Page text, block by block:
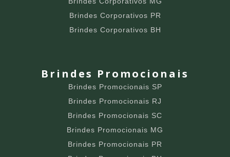
Brindes Corporativos PR
Brindes Corporativos BH
Brindes Promocionais
Brindes Promocionais SP
Brindes Promocionais RJ
Brindes Promocionais SC
Brindes Promocionais MG
Brindes Promocionais PR